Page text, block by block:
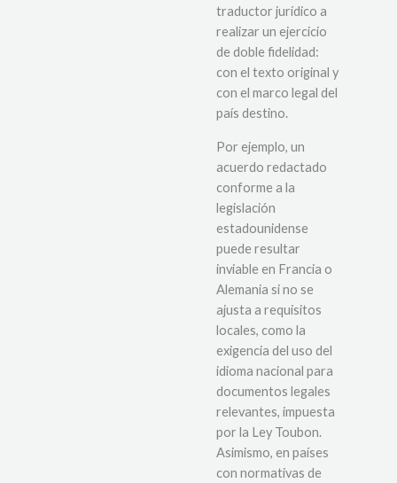
traductor jurídico a
realizar un ejercicio
de doble fidelidad:
con el texto original y
con el marco legal del
país destino.
Por ejemplo, un
acuerdo redactado
conforme a la
legislación
estadounidense
puede resultar
inviable en Francia o
Alemania si no se
ajusta a requisitos
locales, como la
exigencia del uso del
idioma nacional para
documentos legales
relevantes, impuesta
por la Ley Toubon.
Asimismo, en países
con normativas de